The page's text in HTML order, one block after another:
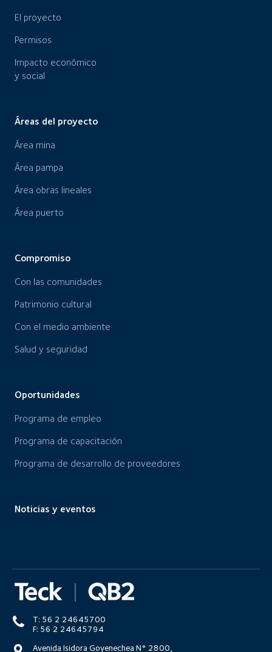
El proyecto
Permisos
Impacto económico
y social
Áreas del proyecto
Área mina
Área pampa
Área obras lineales
Área puerto
Compromiso
Con las comunidades
Patrimonio cultural
Con el medio ambiente
Salud y seguridad
Oportunidades
Programa de empleo
Programa de capacitación
Programa de desarrollo de proveedores
Noticias y eventos
T: 56 2 24645700
F: 56 2 24645794
Avenida Isidora Goyenechea N° 2800,